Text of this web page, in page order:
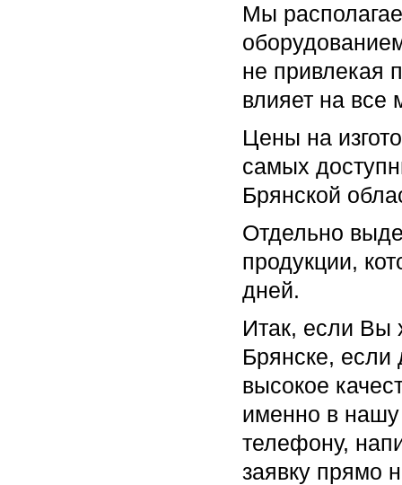
Мы
не привлекая
влияет на все
Цены на
самых
Брянской
Отдельно
продукции,
дней.
Итак, если Вы
Брянске,
высокое
именно в
телефону,
заявку прямо